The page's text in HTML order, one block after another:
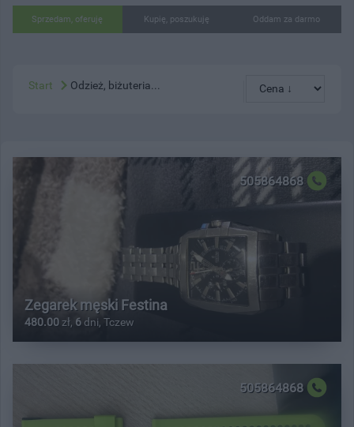
Sprzedam, oferuję Kupię, poszukuję Oddam za darmo
Start Odzież, biżuteria...
505864868
Zegarek męski Festina
480.00 zł, 6 dni, Tczew
505864868